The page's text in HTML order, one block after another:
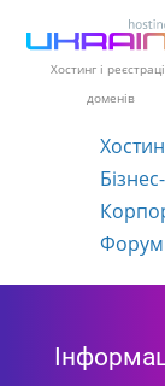
Хостинг і
доменів
Форум